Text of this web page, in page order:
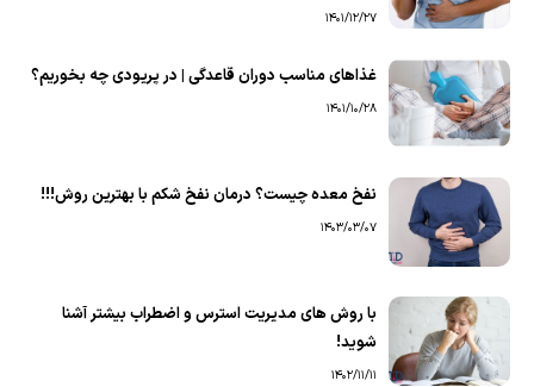
1401/12/27
غذاهای مناسب دوران قاعدگی | در پریودی چه بخوریم؟
1401/10/28
نفخ معده چیست؟ درمان نفخ شکم با بهترین روش!!!
1403/03/07
با روش های مدیریت استرس و اضطراب بیشتر آشنا
شوید!
1402/11/11